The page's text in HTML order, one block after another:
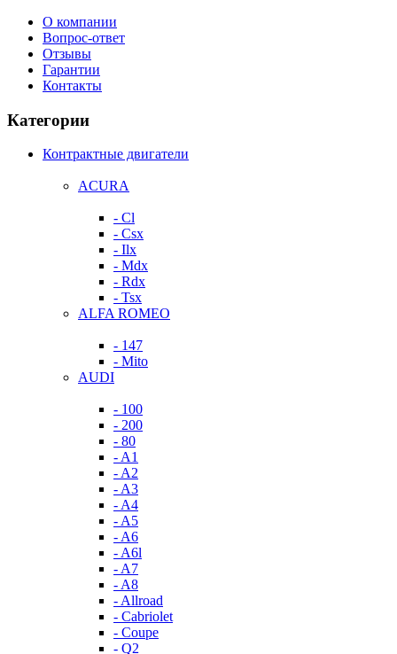
О компании
Вопрос-ответ
Отзывы
Гарантии
Контакты
Категории
Контрактные двигатели
ACURA
- Cl
- Csx
- Ilx
- Mdx
- Rdx
- Tsx
ALFA ROMEO
- 147
- Mito
AUDI
- 100
- 200
- 80
- A1
- A2
- A3
- A4
- A5
- A6
- A6l
- A7
- A8
- Allroad
- Cabriolet
- Coupe
- Q2